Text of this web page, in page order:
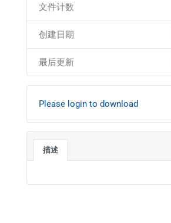
文件计数
创建日期
最后更新
Please login to download
描述